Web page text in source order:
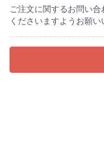
ご注文に関するお問い
くださいますようお願い